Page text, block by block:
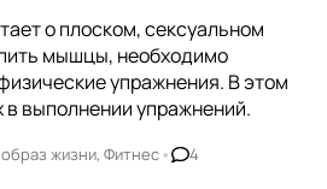
о плоском, сексуальном
мышцы, необходимо
упражнения. В этом
в выполнении упражнений.
жизни, Фитнес• 4